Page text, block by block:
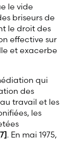
le vide
briseurs de
le droit des
effective sur
et exacerbe
qui
des
travail et les
les
. En mai 1975,